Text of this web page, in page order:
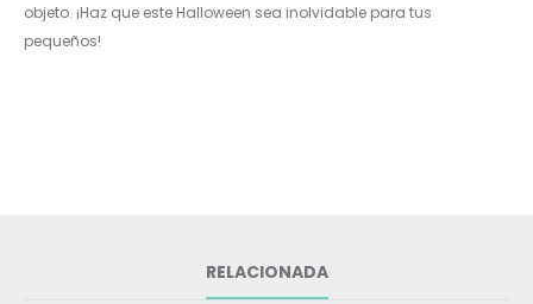
objeto. ¡Haz que este Halloween sea inolvidable para tus
pequeños!
RELACIONADA